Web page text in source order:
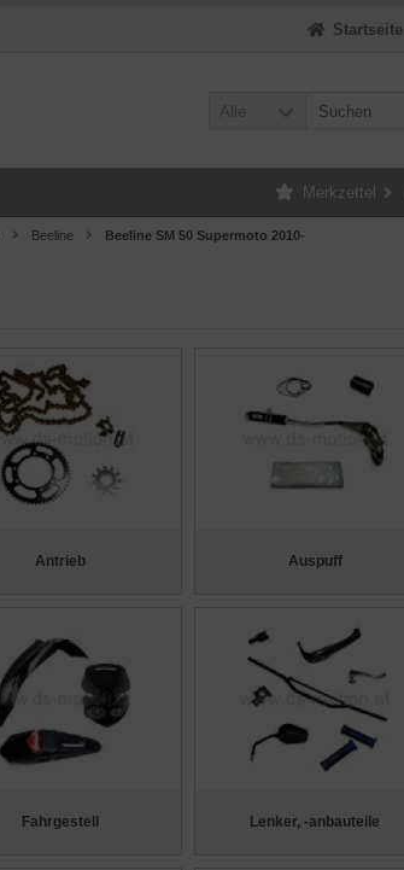
Startseite
Alle
Merkzettel
Beeline Beeline SM 50 Supermoto 2010-
Antrieb Auspuff
Fahrgestell Lenker, -anbauteile